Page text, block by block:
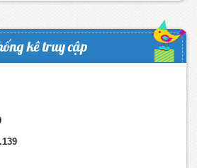
kê truy cập